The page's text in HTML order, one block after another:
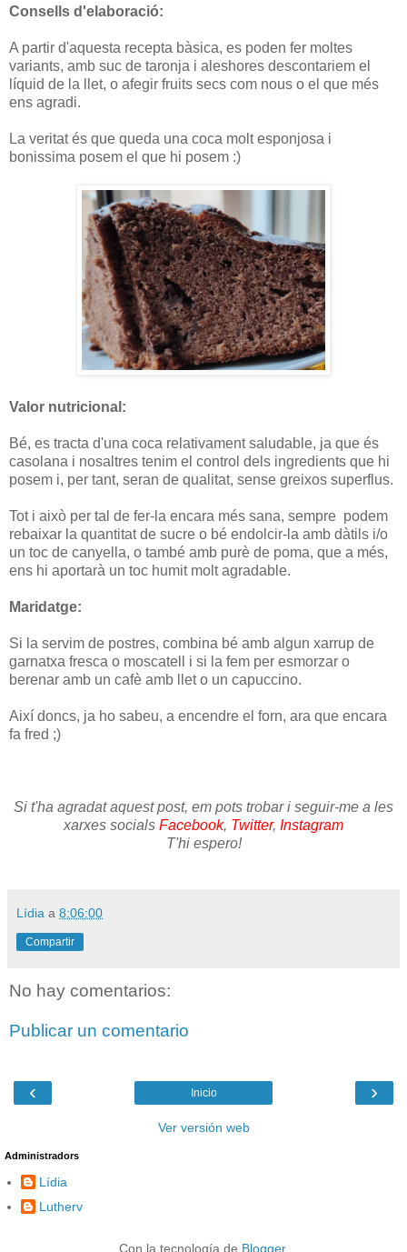
Consells d'elaboració:
A partir d'aquesta recepta bàsica, es poden fer moltes
variants, amb suc de taronja i aleshores descontariem el
líquid de la llet, o afegir fruits secs com nous o el que més
ens agradi.
La veritat és que queda una coca molt esponjosa i
bonissima posem el que hi posem :)
Valor nutricional:
Bé, es tracta d'una coca relativament saludable, ja que és
casolana i nosaltres tenim el control dels ingredients que hi
posem i, per tant, seran de qualitat, sense greixos superflus.
Tot i això per tal de fer-la encara més sana, sempre podem
rebaixar la quantitat de sucre o bé endolcir-la amb dàtils i/o
un toc de canyella, o també amb purè de poma, que a més,
ens hi aportarà un toc humit molt agradable.
Maridatge:
Si la servim de postres, combina bé amb algun xarrup de
garnatxa fresca o moscatell i si la fem per esmorzar o
berenar amb un cafè amb llet o un capuccino.
Així doncs, ja ho sabeu, a encendre el forn, ara que encara
fa fred ;)
Si t'ha agradat aquest post, em pots trobar i seguir-me a les
xarxes socials Facebook, Twitter, Instagram
T'hi espero!
Lídia a 8:06:00
Compartir
No hay comentarios:
Publicar un comentario
‹ ›
Inicio
Ver versión web
Administradors
Lídia
Lutherv
Con la tecnología de Blogger.